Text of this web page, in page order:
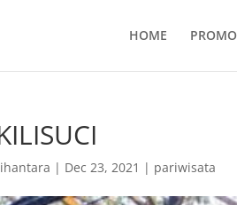
HOME PROMO
| Dec 23, 2021 | pariwisata